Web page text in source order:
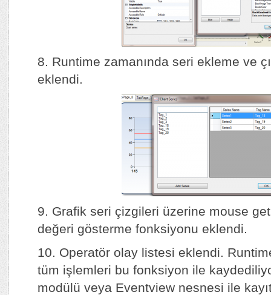
8. Runtime zamanında seri ekleme ve
eklendi.
9. Grafik seri çizgileri üzerine mouse
değeri gösterme fonksiyonu eklendi.
10. Operatör olay listesi eklendi.
tüm işlemleri bu fonksiyon ile
modülü veya Eventview nesnesi ile